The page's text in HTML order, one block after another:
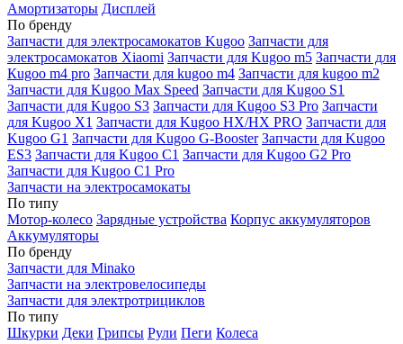
Амортизаторы Дисплей
По бренду
Запчасти для электросамокатов Kugoo Запчасти для
электросамокатов Xiaomi Запчасти для Kugoo m5 Запчасти для
Кugoo m4 pro Запчасти для kugoo m4 Запчасти для kugoo m2
Запчасти для Kugoo Max Speed Запчасти для Kugoo S1
Запчасти для Kugoo S3 Запчасти для Kugoo S3 Pro Запчасти
для Kugoo X1 Запчасти для Kugoo HX/HX PRO Запчасти для
Kugoo G1 Запчасти для Kugoo G-Booster Запчасти для Kugoo
ES3 Запчасти для Kugoo C1 Запчасти для Kugoo G2 Pro
Запчасти для Kugoo C1 Pro
Запчасти на электросамокаты
По типу
Мотор-колесо Зарядные устройства Корпус аккумуляторов
Аккумуляторы
По бренду
Запчасти для Minako
Запчасти на электровелосипеды
Запчасти для электротрициклов
По типу
Шкурки Деки Грипсы Рули Пеги Колеса